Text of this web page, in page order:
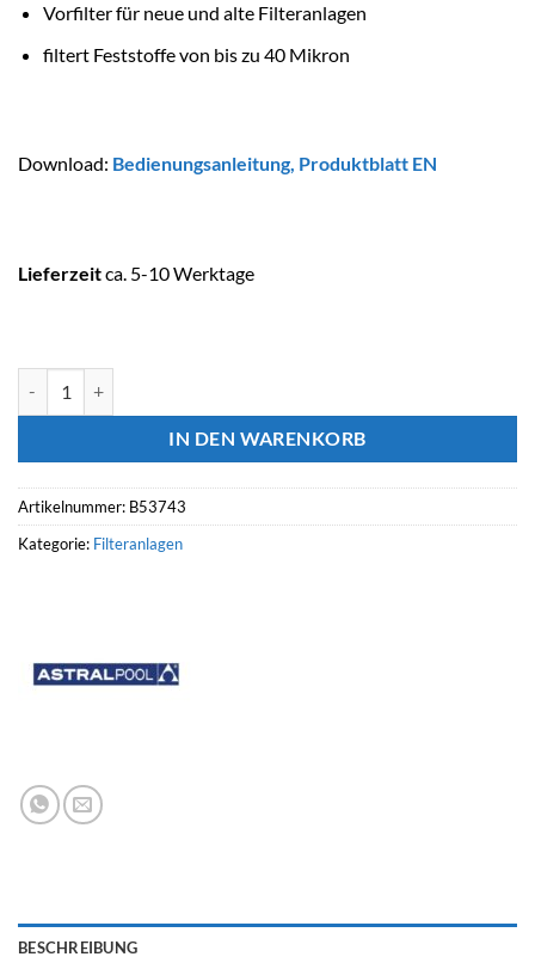
Vorfilter für neue und alte Filteranlagen
filtert Feststoffe von bis zu 40 Mikron
Download: Bedienungsanleitung, Produktblatt EN
Lieferzeitca. 5-10 Werktage
IN DEN WARENKORB
Artikelnummer: B53743
Kategorie: Filteranlagen
BESCHREIBUNG